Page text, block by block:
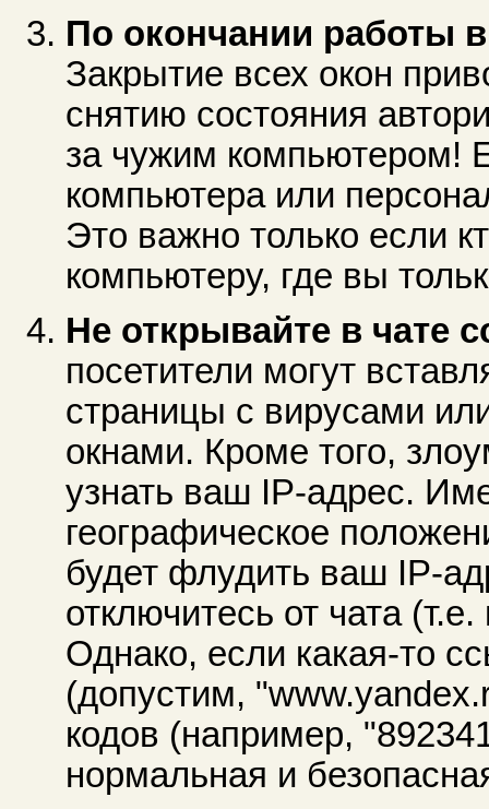
По окончании работы
Закрытие всех окон
снятию состояния
за чужим компьютером!
компьютера или
Это важно только если
компьютеру, где вы
Не открывайте в чате
посетители могут
страницы с вирусами
окнами. Кроме того,
узнать ваш IP-адрес.
географическое
будет флудить ваш IP-
отключитесь от чата
Однако, если какая-то
(допустим,
кодов (например,
нормальная и